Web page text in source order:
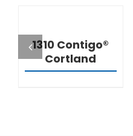
1310 Contigo®
Cortland